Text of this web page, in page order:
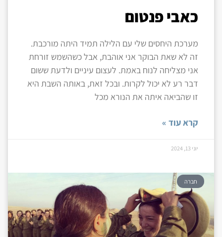
כאבי פנטום
מערכת היחסים שלי עם הלילה תמיד היתה מורכבת.
זה לא שאת הבוקר אני אוהבת, אבל כשהשמש זורחת
אני מצליחה לנוח באמת. לעצום עיניים ולדעת ששום
דבר רע לא יכול לקרות. ובכל זאת, באותה השבת היא
זו שהביאה איתה את הנורא מכל
קרא עוד »
יוני 13, 2024
חברה